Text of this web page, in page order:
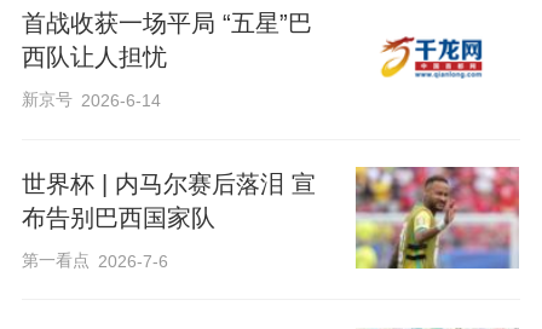
首战收获一场平局 “五星”巴
西队让人担忧
新京号 2026-6-14
世界杯 | 内马尔赛后落泪 宣
布告别巴西国家队
第一看点 2026-7-6